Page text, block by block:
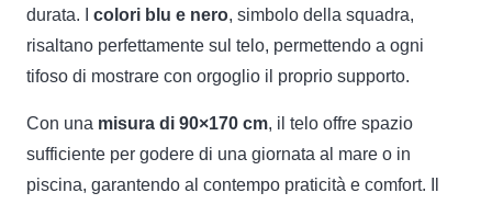
durata. I colori blu e nero, simbolo della squadra,
risaltano perfettamente sul telo, permettendo a ogni
tifoso di mostrare con orgoglio il proprio supporto.
Con una misura di 90×170 cm, il telo offre spazio
sufficiente per godere di una giornata al mare o in
piscina, garantendo al contempo praticità e comfort. Il